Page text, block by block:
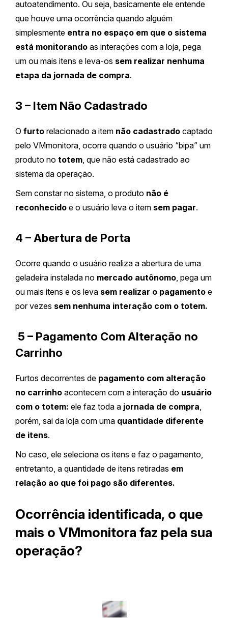
autoatendimento. Ou seja, basicamente ele entende
que houve uma ocorrência quando alguém
simplesmente entra no espaço em que o sistema
está monitorando as interações com a loja, pega
um ou mais itens e leva-os sem realizar nenhuma
etapa da jornada de compra.
3 – Item Não Cadastrado
O furto relacionado a item não cadastrado captado
pelo VMmonitora, ocorre quando o usuário “bipa” um
produto no totem, que não está cadastrado ao
sistema da operação.
Sem constar no sistema, o produto não é
reconhecido e o usuário leva o item sem pagar.
4 – Abertura de Porta
Ocorre quando o usuário realiza a abertura de uma
geladeira instalada no mercado autônomo, pega um
ou mais itens e os leva sem realizar o pagamento e
por vezes sem nenhuma interação com o totem.
5 – Pagamento Com Alteração no
Carrinho
Furtos decorrentes de pagamento com alteração
no carrinho acontecem com a interação do usuário
com o totem: ele faz toda a jornada de compra,
porém, sai da loja com uma quantidade diferente
de itens.
No caso, ele seleciona os itens e faz o pagamento,
entretanto, a quantidade de itens retiradas em
relação ao que foi pago são diferentes.
Ocorrência identificada, o que
mais o VMmonitora faz pela sua
operação?